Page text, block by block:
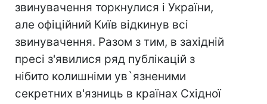
звинувачення торкнулися і України,
але офіційний Київ відкинув всі
звинувачення. Разом з тим, в західній
пресі з'явилися ряд публікацій з
нібито колишніми ув`язненими
секретних в'язниць в країнах Східної